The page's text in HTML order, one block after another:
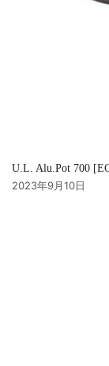
U.L. Alu.Pot 700
2023年9月10日